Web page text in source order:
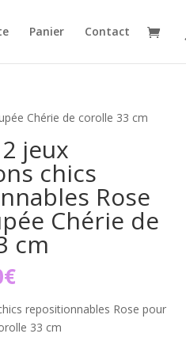
Panier Contact
Chérie de corolle 33 cm
jeux
chics
Rose
Chérie de
cm
:
€Le
prix
actuel
est :
repositionnables Rose pour
33 cm